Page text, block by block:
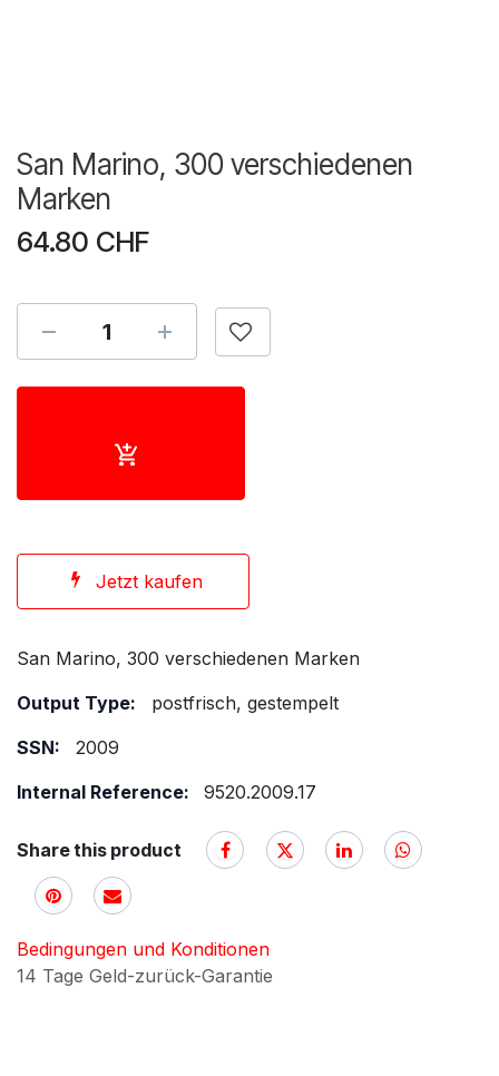
San Marino, 300 verschiedenen
Marken
64.80 CHF
Jetzt kaufen
San Marino, 300 verschiedenen Marken
Output Type:
postfrisch, gestempelt
SSN:
2009
Internal Reference:
9520.2009.17
Share this product
Bedingungen und Konditionen
14 Tage Geld-zurück-Garantie